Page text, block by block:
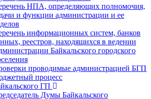
НПА, определяющих полномочия,
и функции администрации и ее
информационных систем, банков
реестров, находящихся в ведении
Байкальского городского
проводимые администрацией БГП
процесс
ГП
Думы Байкальского